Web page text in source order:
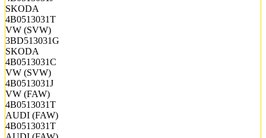
SKODA
4B0513031T
VW (SVW)
3BD513031G
SKODA
4B0513031C
VW (SVW)
4B0513031J
VW (FAW)
4B0513031T
AUDI (FAW)
4B0513031T